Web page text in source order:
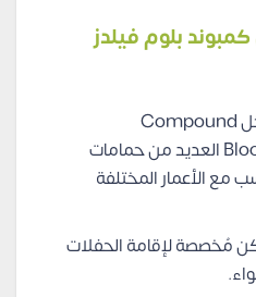
بلوم فيلدز
متوفر داخل Compound
Bloomfields Mostakbal City العديد من حمامات
مع الأعمار المختلفة
مُخصصة لإقامة الحفلات